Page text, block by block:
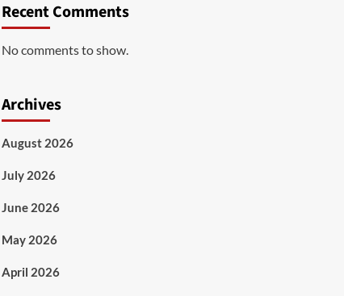
Recent Comments
No comments to show.
Archives
August 2026
July 2026
June 2026
May 2026
April 2026